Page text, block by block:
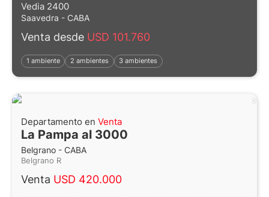
Vedia 2400
Saavedra - CABA
Venta desde USD 101.760
1 ambiente 2 ambientes 3 ambientes
Departamento en Venta
La Pampa al 3000
Belgrano - CABA
Belgrano R
Venta USD 420.000